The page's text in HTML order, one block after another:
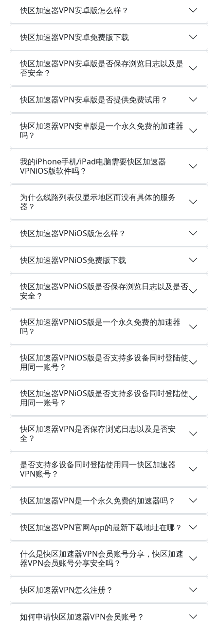
快区加速器VPN安卓版怎么样？
快区加速器VPN安卓免费版下载
快区加速器VPN安卓版是否保存浏览日志以及是
否安全？
快区加速器VPN安卓版是否提供免费试用？
快区加速器VPN安卓版是一个永久免费的加速器
吗？
我的iPhone手机/iPad电脑需要快区加速器
VPNiOS版软件吗？
为什么线路列表仅显示地区而没有具体的服务
器？
快区加速器VPNiOS版怎么样？
快区加速器VPNiOS免费版下载
快区加速器VPNiOS版是否保存浏览日志以及是否
安全？
快区加速器VPNiOS版是一个永久免费的加速器
吗？
快区加速器VPNiOS版是否支持多设备同时登陆使
用同一账号？
快区加速器VPNiOS版是否支持多设备同时登陆使
用同一账号？
快区加速器VPN是否保存浏览日志以及是否安
全？
是否支持多设备同时登陆使用同一快区加速器
VPN账号？
快区加速器VPN是一个永久免费的加速器吗？
快区加速器VPN官网App的最新下载地址在哪？
什么是快区加速器VPN会员账号分享，快区加速
器VPN会员账号分享安全吗？
快区加速器VPN怎么注册？
如何申请快区加速器VPN会员账号？